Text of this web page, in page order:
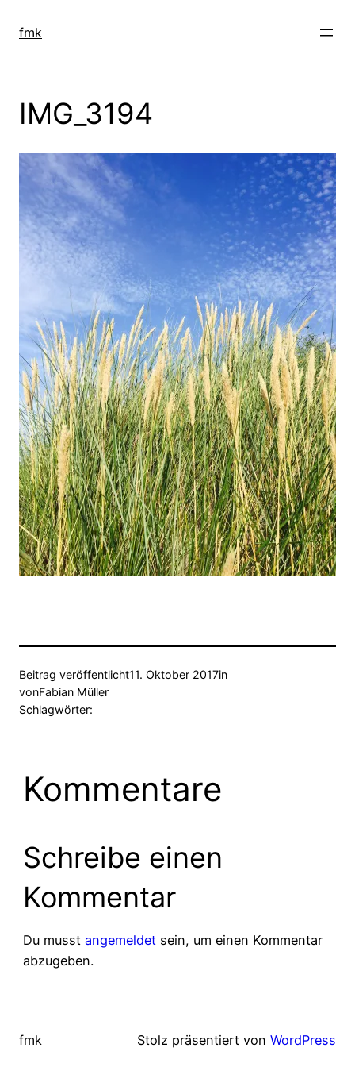
Inhalt
fmk
IMG_3194
Beitrag veröffentlicht11. Oktober 2017in
vonFabian Müller
Schlagwörter:
Kommentare
Schreibe einen
Kommentar
Du musst angemeldetsein, um einen Kommentar
abzugeben.
fmk Stolz präsentiert von WordPress